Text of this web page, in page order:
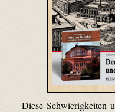
Diese Schwierigkeiten